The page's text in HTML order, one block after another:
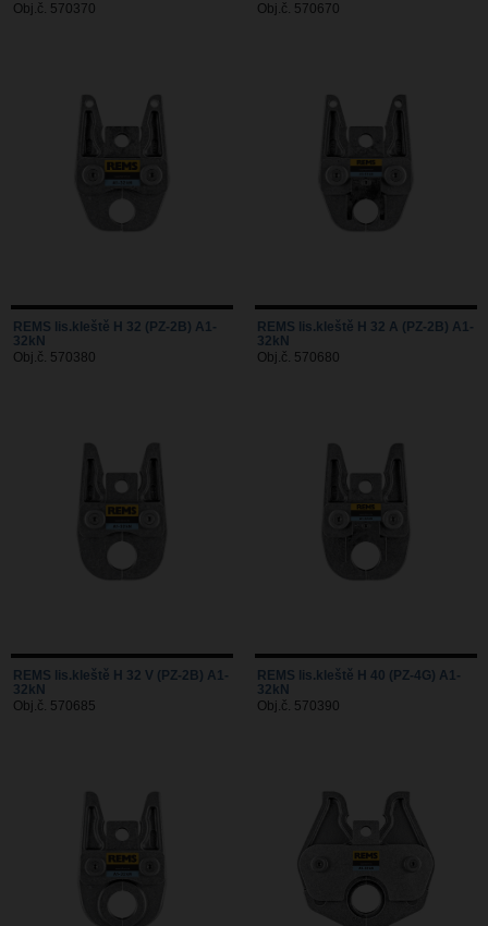
Obj.č. 570370
Obj.č. 570670
REMS lis.kleště H 32 (PZ-2B) A1-
32kN
Obj.č. 570380
REMS lis.kleště H 32 A (PZ-2B) A1-
32kN
Obj.č. 570680
REMS lis.kleště H 32 V (PZ-2B) A1-
32kN
Obj.č. 570685
REMS lis.kleště H 40 (PZ-4G) A1-
32kN
Obj.č. 570390